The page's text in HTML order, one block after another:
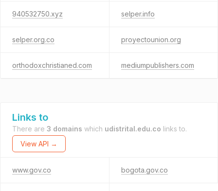
940532750.xyz selper.info
selper.org.co proyectounion.org
orthodoxchristianed.com mediumpublishers.com
Links to
There are 3 domains which udistrital.edu.co links to.
View API →
www.gov.co bogota.gov.co